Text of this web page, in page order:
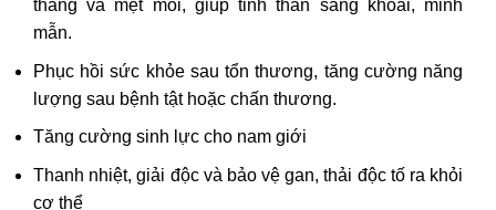
sản
phẩm
thẳng và mệt mỏi, giúp tinh thần sảng khoái, minh
mẫn.
Phục hồi sức khỏe sau tổn thương, tăng cường năng
lượng sau bệnh tật hoặc chấn thương.
Tăng cường sinh lực cho nam giới
Thanh nhiệt, giải độc và bảo vệ gan, thải độc tố ra khỏi
cơ thể